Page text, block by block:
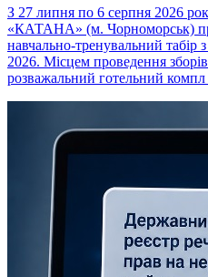
З 27 липня по 6 серпня 2026
«КАТАНА» (м. Чорноморськ)
навчально-тренувальний табір
2026. Місцем проведення
розважальний готельний компл